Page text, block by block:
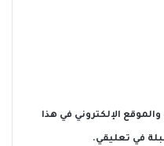
الإلكتروني في هذا
في تعليقي.